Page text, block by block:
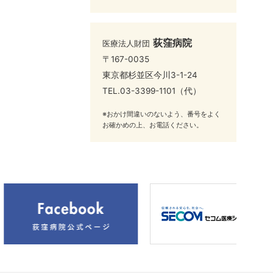
医療法人財団 荻窪病院
〒167-0035
東京都杉並区今川3-1-24
TEL.03-3399-1101 （代）
※おかけ間違いのないよう、番号をよく
お確かめの上、お電話ください。